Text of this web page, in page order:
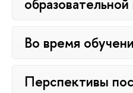
Во время
Перспективы